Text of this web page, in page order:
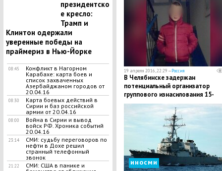
президентско
е кресло:
Трамп и
Клинтон одержали
уверенные победы на
праймериз в Нью-Йорке
08:45
Конфликт в Нагорном
Карабахе: карта боев и
список захваченных
Азербайджаном городов от
20.04.16
08:30
Карта боевых действий в
Сирии и баз российской
армии от 20.04.16
08:00
Война в Сирии и вывод
войск РФ. Хроника событий
20.04.16
23:14
СМИ: судьбу переговоров по
нефти в Дохе решил
странный телефонный
звонок
21:22
СМИ: США в панике и
19 апреля 2016, 22:29 —Россия
В Челябинске задержан
потенциальный организатор
группового изнасилования 15-
летней школьницы
иносми